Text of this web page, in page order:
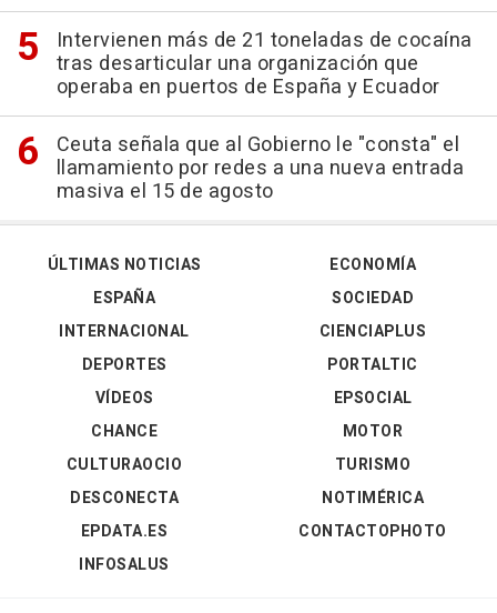
Intervienen más de 21 toneladas de cocaína
tras desarticular una organización que
operaba en puertos de España y Ecuador
Ceuta señala que al Gobierno le "consta" el
llamamiento por redes a una nueva entrada
masiva el 15 de agosto
ÚLTIMAS NOTICIAS
ESPAÑA
INTERNACIONAL
DEPORTES
VÍDEOS
ECONOMÍA
SOCIEDAD
CIENCIAPLUS
PORTALTIC
EPSOCIAL
CHANCE
CULTURAOCIO
DESCONECTA
EPDATA.ES
INFOSALUS
MOTOR
TURISMO
NOTIMÉRICA
CONTACTOPHOTO